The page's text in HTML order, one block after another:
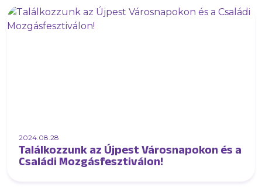
2024.08.28
Találkozzunk az Újpest Városnapokon és a
Családi Mozgásfesztiválon!